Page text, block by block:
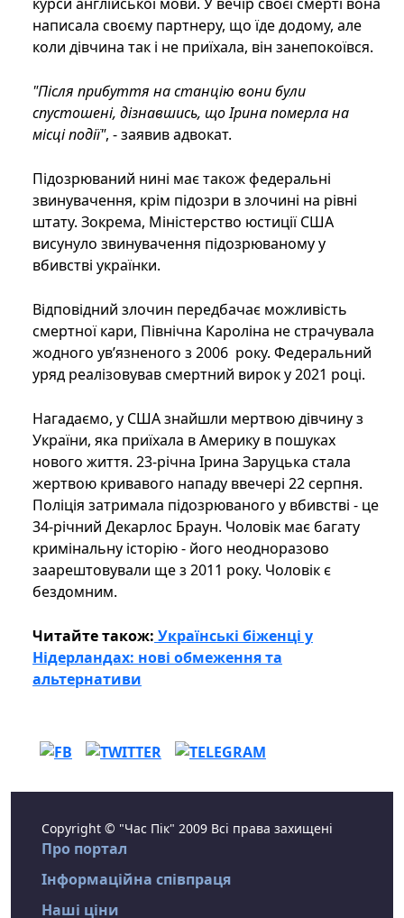
написала своєму партнеру, що їде додому, але
коли дівчина так і не приїхала, він занепокоївся.
"Після прибуття на станцію вони були
спустошені, дізнавшись, що Ірина померла на
місці події", - заявив адвокат.
Підозрюваний нині має також федеральні
звинувачення, крім підозри в злочині на рівні
штату. Зокрема, Міністерство юстиції США
висунуло звинувачення підозрюваному у
вбивстві українки.
Відповідний злочин передбачає можливість
смертної кари, Північна Кароліна не страчувала
жодного ув’язненого з 2006 року. Федеральний
уряд реалізовував смертний вирок у 2021 році.
Нагадаємо, у США знайшли мертвою дівчину з
України, яка приїхала в Америку в пошуках
нового життя. 23-річна Ірина Заруцька стала
жертвою кривавого нападу ввечері 22 серпня.
Поліція затримала підозрюваного у вбивстві - це
34-річний Декарлос Браун. Чоловік має багату
кримінальну історію - його неодноразово
заарештовували ще з 2011 року. Чоловік є
бездомним.
Читайте також: Українські біженці у
Нідерландах: нові обмеження та
альтернативи
Copyright © "Час Пік" 2009 Всі права захищені
Про портал
Інформаційна співпраця
Наші ціни